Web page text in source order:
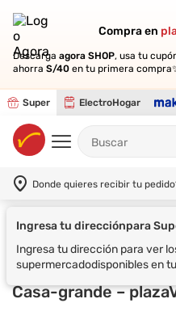
Compra en
Descarga agora SHOP, usa tu
ahorra S/40 en tu primera
Super ElectroHogar
Compra en
Descarga agora SHOP, usa tu
ahorra S/40 en tu primera
Donde quieres recibir tu
Ingresa tu direcciónpara
Ingresa tu dirección para ver
supermercadodisponibles en
Supermercado
Casa-grande –